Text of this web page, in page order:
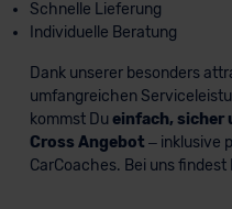
Schnelle Lieferung
Individuelle Beratung
Dank unserer besonders
umfangreichen
kommst Du einfach, sicher
Cross Angebot – inklusive
CarCoaches. Bei uns findest